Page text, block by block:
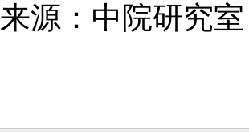
来源：中院研究室